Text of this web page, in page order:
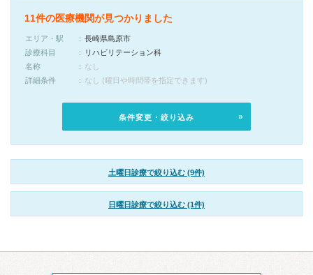
11件の医療機関が見つかりました
エリア・駅
長崎県島原市
診療科目
リハビリテーション科
名称
なし
詳細条件
なし (曜日や時間帯を指定できます)
条件変更・絞り込み
土曜日診療で絞り込む (9件)
日曜日診療で絞り込む (1件)